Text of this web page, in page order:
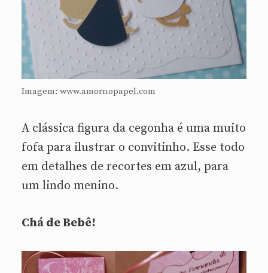
Imagem: www.amornopapel.com
A clássica figura da cegonha é uma muito
fofa para ilustrar o convitinho. Esse todo
em detalhes de recortes em azul, para
um lindo menino.
Chá de Bebê!